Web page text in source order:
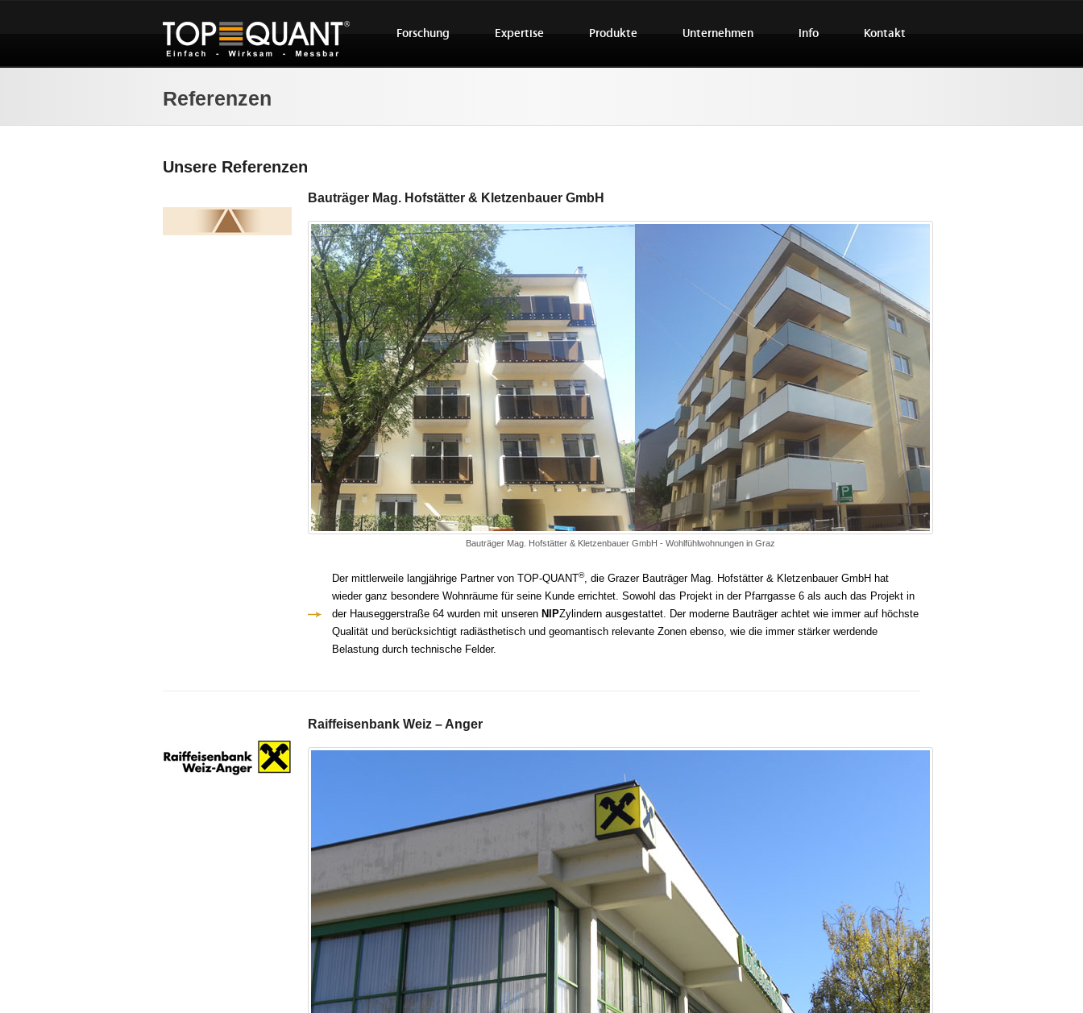
Forschung Expertise Produkte Unternehmen Info Kontakt
Referenzen
Unsere Referenzen
Bauträger Mag. Hofstätter & Kletzenbauer GmbH
Bauträger Mag. Hofstätter & Kletzenbauer GmbH - Wohlfühlwohnungen in Graz
Der mittlerweile langjährige Partner von TOP-QUANT®, die Grazer Bauträger Mag. Hofstätter & Kletzenbauer GmbH hat
wieder ganz besondere Wohnräume für seine Kunde errichtet. Sowohl das Projekt in der Pfarrgasse 6 als auch das Projekt in
der Hauseggerstraße 64 wurden mit unseren NIPZylindern ausgestattet. Der moderne Bauträger achtet wie immer auf höchste
Qualität und berücksichtigt radiästhetisch und geomantisch relevante Zonen ebenso, wie die immer stärker werdende
Belastung durch technische Felder.
Raiffeisenbank Weiz – Anger